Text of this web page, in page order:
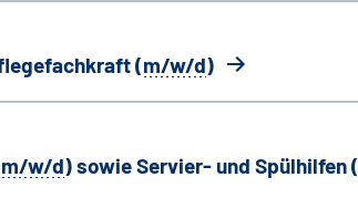
(m/w/d)
m/w/d) sowie Servier- und Spülhilfen (